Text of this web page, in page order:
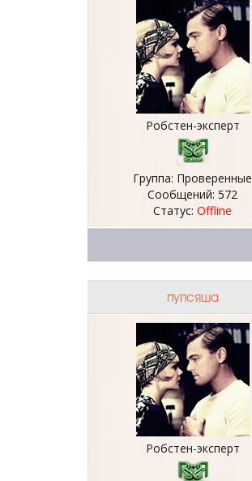
Робстен-эксперт
Группа: Проверенные
Сообщений: 572
Статус: Offline
пупсяша
Робстен-эксперт